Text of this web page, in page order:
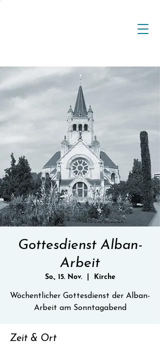
Gottesdienst Alban-
Arbeit
So., 15. Nov.
  |
Kirche
Wöchentlicher Gottesdienst der Alban-
Zeit & Ort